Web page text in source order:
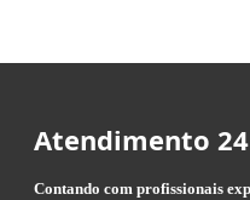
Atendimento
Contando com profissionais